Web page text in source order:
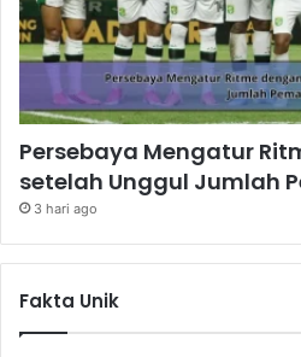
Persebaya Mengatur
setelah Unggul Jumlah
3 hari ago
Fakta Unik